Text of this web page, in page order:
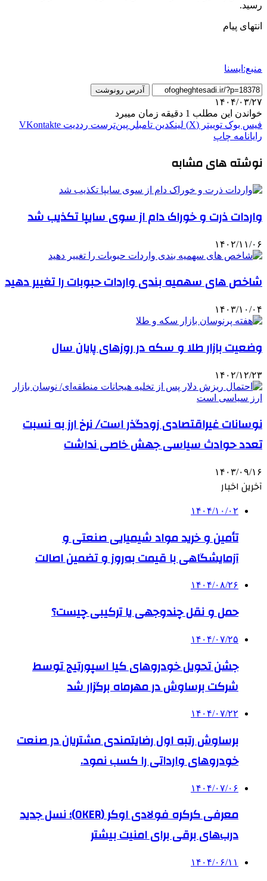
رسید.
انتهای پیام
منبع:ایسنا
آدرس رونوشت
۱۴۰۴/۰۳/۲۷
خواندن این مطلب 1 دقیقه زمان میبرد
فیس بوک توییتر (X) لینکدین ‫تامبلر ‫پین‌ترست ‫رددیت ‫VKontakte
رایانامه چاپ
نوشته های مشابه
واردات ذرت و خوراک دام از سوی سایپا تکذیب شد
۱۴۰۲/۱۱/۰۶
شاخص های سهمیه بندی واردات حبوبات را تغییر دهید
۱۴۰۳/۱۰/۰۴
وضعیت بازار طلا و سکه در روزهای پایان سال
۱۴۰۲/۱۲/۲۳
نوسانات غیراقتصادی زودگذر است/ نرخ ارز به نسبت
تعدد حوادث سیاسی جهش خاصی نداشت
۱۴۰۳/۰۹/۱۶
آخرین اخبار
۱۴۰۴/۱۰/۰۲
تأمین و خرید مواد شیمیایی صنعتی و
آزمایشگاهی با قیمت به‌روز و تضمین اصالت
۱۴۰۴/۰۸/۲۶
حمل و نقل چندوجهی یا ترکیبی چیست؟
۱۴۰۴/۰۷/۲۵
جشن تحویل خودروهای کیا اسپورتیج توسط
شرکت برساوش در مهرماه برگزار شد
۱۴۰۴/۰۷/۲۲
برساوش رتبه اول رضایتمندی مشتریان در صنعت
خودروهای وارداتی را کسب نمود.
۱۴۰۴/۰۷/۰۶
معرفی کرکره فولادی اوکر (OKER)؛ نسل جدید
درب‌های برقی برای امنیت بیشتر
۱۴۰۴/۰۶/۱۱